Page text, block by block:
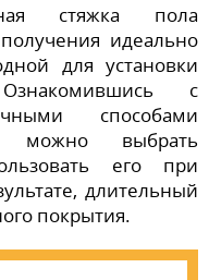
стяжка пола
идеально
для установки
с
способами
можно выбрать
его при
длительный
покрытия.